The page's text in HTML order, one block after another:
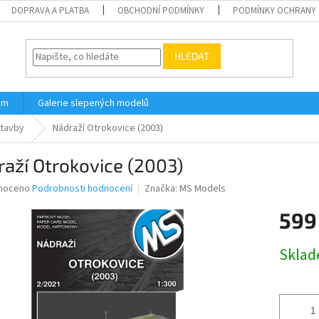
DOPRAVA A PLATBA OBCHODNÍ PODMÍNKY PODMÍNKY OCHRANY
HLEDAT
Galerie slepených modelů
Nádraží Otrokovice (2003)
Otrokovice (2003)
Podrobnosti hodnocení Značka: MS Models
cena: